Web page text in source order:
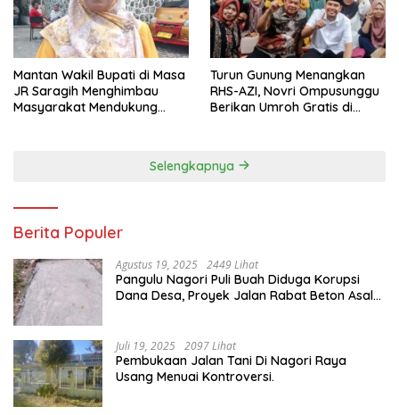
Mantan Wakil Bupati di Masa
JR Saragih Menghimbau
Masyarakat Mendukung
Turun Gunung Menangkan
RHS-AZI, Novri Ompusunggu
Berikan Umroh Gratis di
Selengkapnya
Berita Populer
Agustus 19, 2025 2449 Lihat
Pangulu Nagori Puli Buah Diduga Korupsi
Dana Desa, Proyek Jalan Rabat Beton Asal
Juli 19, 2025 2097 Lihat
Pembukaan Jalan Tani Di Nagori Raya
Usang Menuai Kontroversi.